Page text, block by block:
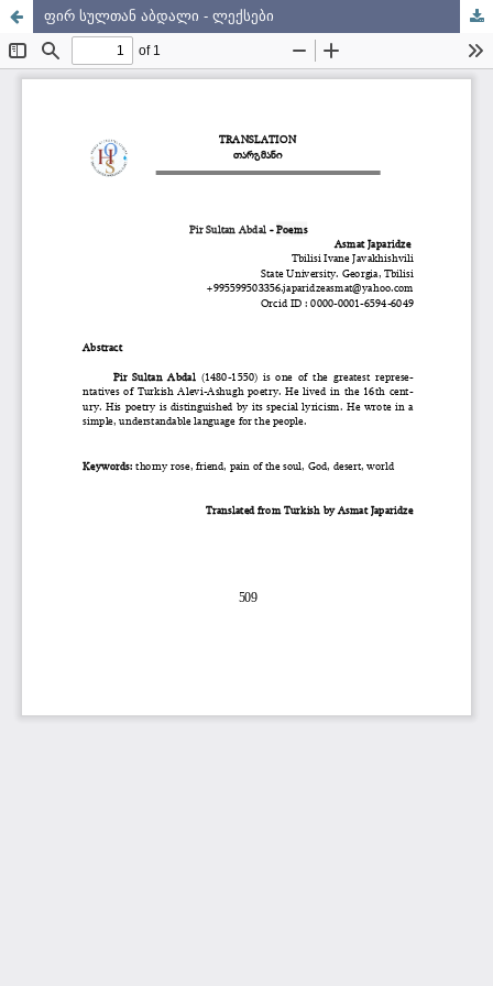
ფირ სულთან აბდალი - ლექსები